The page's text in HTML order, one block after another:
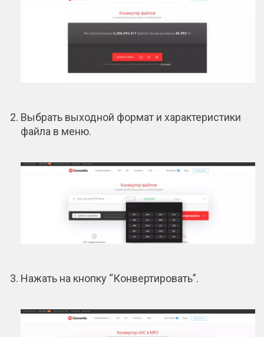
Выбрать выходной формат и характеристики
файла в меню.
Нажать на кнопку “Конвертировать”.